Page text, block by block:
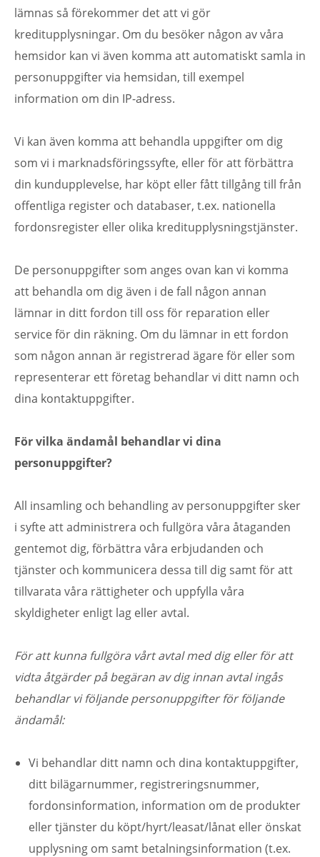
lämnas så förekommer det att vi gör
kreditupplysningar. Om du besöker någon av våra
hemsidor kan vi även komma att automatiskt samla in
personuppgifter via hemsidan, till exempel
information om din IP-adress.
Vi kan även komma att behandla uppgifter om dig
som vi i marknadsföringssyfte, eller för att förbättra
din kundupplevelse, har köpt eller fått tillgång till från
offentliga register och databaser, t.ex. nationella
fordonsregister eller olika kreditupplysningstjänster.
De personuppgifter som anges ovan kan vi komma
att behandla om dig även i de fall någon annan
lämnar in ditt fordon till oss för reparation eller
service för din räkning. Om du lämnar in ett fordon
som någon annan är registrerad ägare för eller som
representerar ett företag behandlar vi ditt namn och
dina kontaktuppgifter.
För vilka ändamål behandlar vi dina
All insamling och behandling av personuppgifter sker
i syfte att administrera och fullgöra våra åtaganden
gentemot dig, förbättra våra erbjudanden och
tjänster och kommunicera dessa till dig samt för att
tillvarata våra rättigheter och uppfylla våra
skyldigheter enligt lag eller avtal.
För att kunna fullgöra vårt avtal med dig eller för att
vidta åtgärder på begäran av dig innan avtal ingås
behandlar vi följande personuppgifter för följande
ändamål:
Vi behandlar ditt namn och dina kontaktuppgifter,
ditt bilägarnummer, registreringsnummer,
fordonsinformation, information om de produkter
eller tjänster du köpt/hyrt/leasat/lånat eller önskat
upplysning om samt betalningsinformation (t.ex.